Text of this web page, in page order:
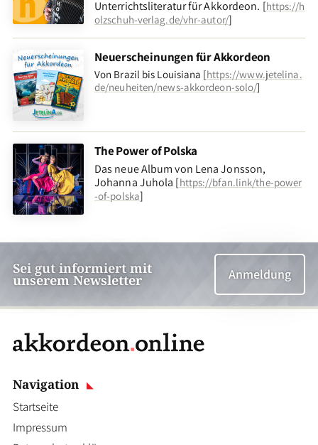
Unterrichtsliteratur für Akkordeon. [https://h
olzschuh-verlag.de/vhr-autor/]
Neuerscheinungen für Akkordeon
Von Brazil bis Louisiana [https://www.jetelina.
de/neuheiten/news-akkordeon-solo/]
The Power of Polska
Das neue Album von Lena Jonsson,
Johanna Juhola [https://bfan.link/the-power
-of-polska]
Sei gut informiert mit
unserem Newsletter Anmeldung
Navigation
Startseite
Impressum